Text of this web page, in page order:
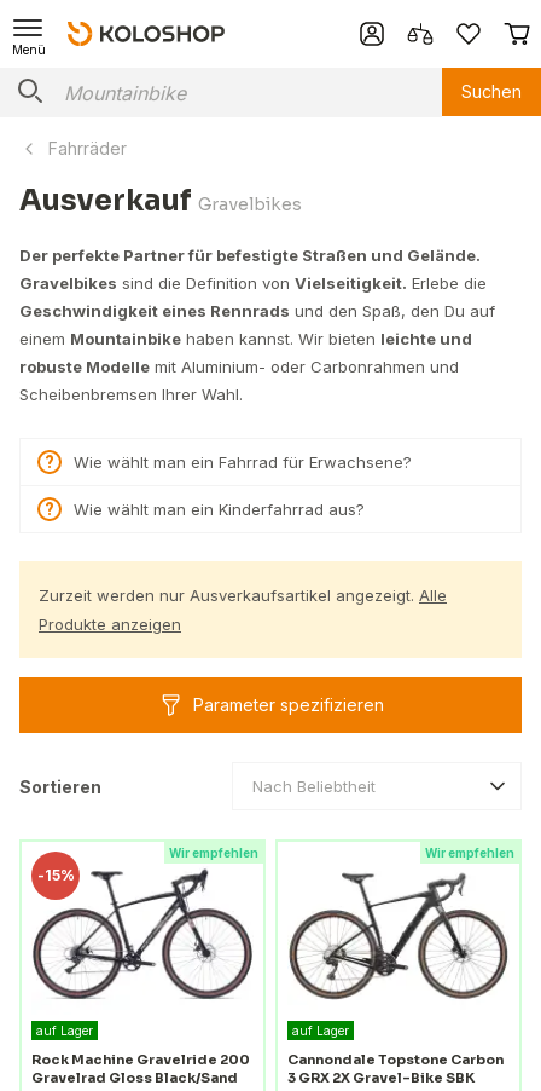
Menü
Suchen
Fahrräder
Ausverkauf Gravelbikes
Der perfekte Partner für befestigte Straßen und Gelände.
Gravelbikes sind die Definition von Vielseitigkeit. Erlebe die
Geschwindigkeit eines Rennrads und den Spaß, den Du auf
einem Mountainbike haben kannst. Wir bieten leichte und
robuste Modelle mit Aluminium- oder Carbonrahmen und
Scheibenbremsen Ihrer Wahl.
Wie wählt man ein Fahrrad für Erwachsene?
Wie wählt man ein Kinderfahrrad aus?
Zurzeit werden nur Ausverkaufsartikel angezeigt. Alle
Produkte anzeigen
Parameter spezifizieren
Sortieren Nach Beliebtheit
Wir empfehlen
-15%
auf Lager
Rock Machine Gravelride 200
Gravelrad Gloss Black/Sand
Wir empfehlen
auf Lager
Cannondale Topstone Carbon
3 GRX 2X Gravel-Bike SBK